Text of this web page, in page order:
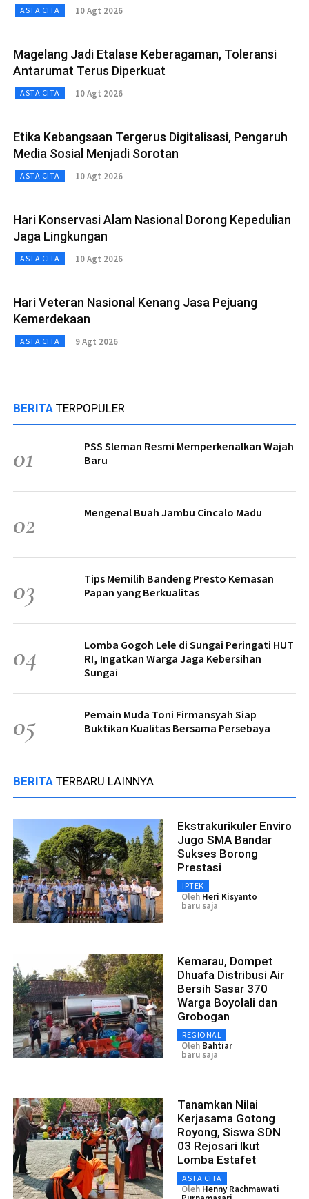
ASTA CITA 10 Agt 2026
Magelang Jadi Etalase Keberagaman, Toleransi
Antarumat Terus Diperkuat
ASTA CITA 10 Agt 2026
Etika Kebangsaan Tergerus Digitalisasi, Pengaruh
Media Sosial Menjadi Sorotan
ASTA CITA 10 Agt 2026
Hari Konservasi Alam Nasional Dorong Kepedulian
Jaga Lingkungan
ASTA CITA 10 Agt 2026
Hari Veteran Nasional Kenang Jasa Pejuang
Kemerdekaan
ASTA CITA 9 Agt 2026
BERITA TERPOPULER
01
PSS Sleman Resmi Memperkenalkan Wajah
Baru
02 Mengenal Buah Jambu Cincalo Madu
03
Tips Memilih Bandeng Presto Kemasan
Papan yang Berkualitas
04
Lomba Gogoh Lele di Sungai Peringati HUT
RI, Ingatkan Warga Jaga Kebersihan
Sungai
05
Pemain Muda Toni Firmansyah Siap
Buktikan Kualitas Bersama Persebaya
BERITA TERBARU LAINNYA
Ekstrakurikuler Enviro
Jugo SMA Bandar
Sukses Borong
Prestasi
IPTEK
Oleh Heri Kisyanto
baru saja
Kemarau, Dompet
Dhuafa Distribusi Air
Bersih Sasar 370
Warga Boyolali dan
Grobogan
REGIONAL
Oleh Bahtiar
baru saja
Tanamkan Nilai
Kerjasama Gotong
Royong, Siswa SDN
03 Rejosari Ikut
Lomba Estafet
ASTA CITA
Oleh Henny Rachmawati